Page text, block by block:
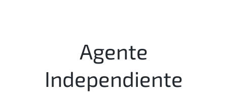
Agente
Independiente